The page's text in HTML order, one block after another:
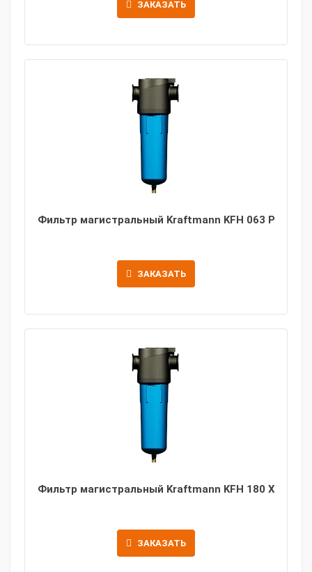
ЗАКАЗАТЬ
Фильтр магистральный Kraftmann KFH 063 P
ЗАКАЗАТЬ
Фильтр магистральный Kraftmann KFH 180 X
ЗАКАЗАТЬ